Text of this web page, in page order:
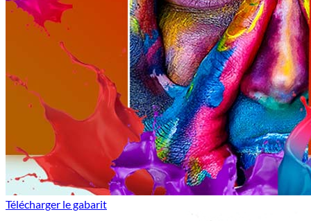
Télécharger le gabarit